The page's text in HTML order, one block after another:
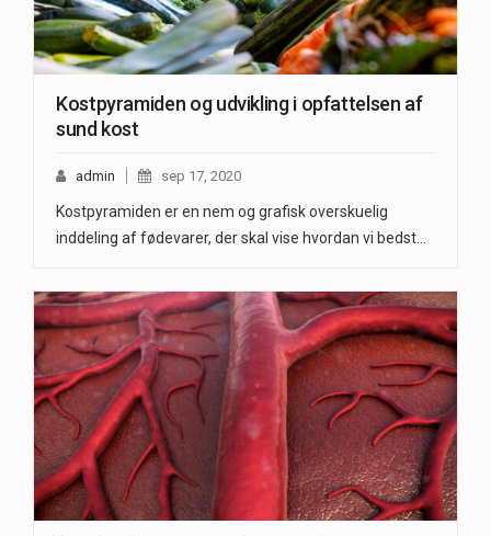
Kostpyramiden og udvikling i opfattelsen af
sund kost
admin sep 17, 2020
Kostpyramiden er en nem og grafisk overskuelig
inddeling af fødevarer, der skal vise hvordan vi bedst…